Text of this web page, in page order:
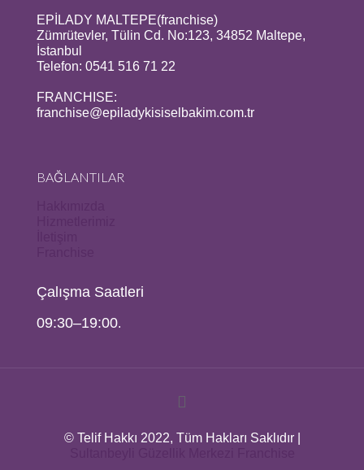
EPİLADY MALTEPE(franchise)
Zümrütevler, Tülin Cd. No:123, 34852 Maltepe,
İstanbul
Telefon: 0541 516 71 22
FRANCHISE:
franchise@epiladykisiselbakim.com.tr
BAĞLANTILAR
Çalışma Saatleri
09:30–19:00.
© Telif Hakkı 2022, Tüm Hakları Saklıdır |